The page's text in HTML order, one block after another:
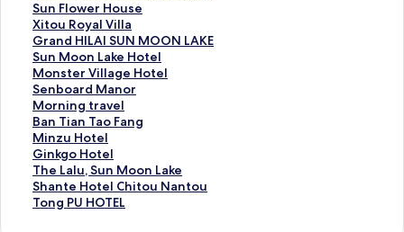
i
d
i
H
o
t
e
l
的
連
結
p
p
i
n
g
B
&
B
的
連
結
的
連
結
d
的
連
結
r
的
連
結
C
h
i
n
e
H
o
t
e
l
的
連
結
m
S
u
n
M
o
o
n
L
a
k
e
的
a
i
w
a
n
的
連
結
o
o
n
L
a
k
e
Y
o
u
t
h
H
a
r
d
R
E
S
O
R
T
X
i
t
o
n
l
a
k
e
H
o
t
e
l
的
連
結
l
a
s
s
i
c
H
o
t
e
l
F
a
Sun Flower House
S
u
n
F
l
o
w
e
r
H
o
u
s
Xitou Royal Villa
X
i
t
o
u
R
o
y
a
l
V
i
Grand HILAI SUN MOON LAKE
G
r
a
n
d
H
I
L
A
I
S
Sun Moon Lake Hotel
S
u
n
M
o
o
n
L
a
k
Monster Village Hotel
M
o
n
s
t
e
r
V
i
Senboard Manor
S
e
n
b
o
a
r
d
Morning travel
M
o
r
n
i
n
g
Ban Tian Tao Fang
B
a
n
T
i
a
Minzu Hotel
M
i
n
z
u
Ginkgo Hotel
G
i
n
k
The Lalu, Sun Moon Lake
T
h
e
Shante Hotel Chitou Nantou
S
h
Tong PU HOTEL
T